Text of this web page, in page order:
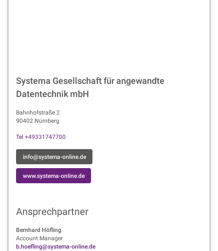
Systema Gesellschaft für angewandte
Datentechnik mbH
Bahnhofstraße 2
90402 Nürnberg
Tel +49331747700
info@systema-online.de
www.systema-online.de
Ansprechpartner
Bernhard Höfling
Account Manager
b.hoefling@systema-online.de